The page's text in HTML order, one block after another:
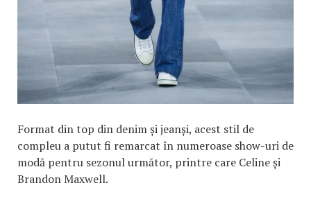
Format din top din denim și jeanși, acest stil de
compleu a putut fi remarcat în numeroase show-uri de
modă pentru sezonul următor, printre care Celine și
Brandon Maxwell.